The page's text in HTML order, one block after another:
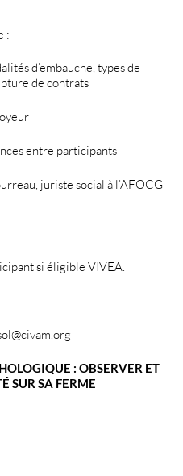
:
d’embauche, types de
de contrats
entre participants
juriste social à l’AFOCG
si éligible VIVEA.
: OBSERVER ET
SUR SA FERME